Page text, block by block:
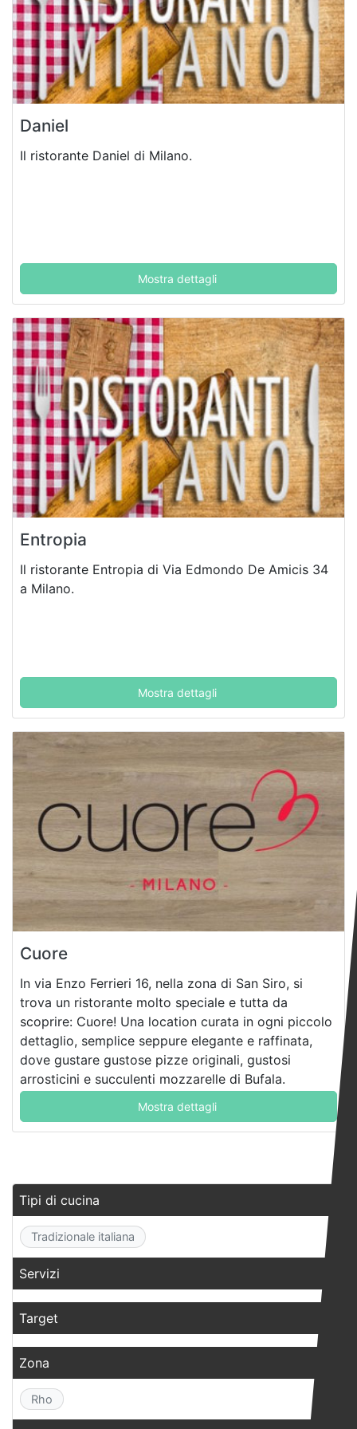
Daniel
Il ristorante Daniel di Milano.
Mostra dettagli
Entropia
Il ristorante Entropia di Via Edmondo De Amicis 34
a Milano.
Mostra dettagli
Cuore
In via Enzo Ferrieri 16, nella zona di San Siro, si
trova un ristorante molto speciale e tutta da
scoprire: Cuore! Una location curata in ogni piccolo
dettaglio, semplice seppure elegante e raffinata,
dove gustare gustose pizze originali, gustosi
arrosticini e succulenti mozzarelle di Bufala.
Mostra dettagli
Tipi di cucina
Tradizionale italiana
Servizi
Target
Zona
Rho